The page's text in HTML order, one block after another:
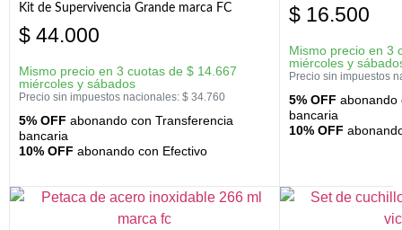
Kit de Supervivencia Grande marca FC
$ 44.000
Mismo precio en 3 cuotas de $ 14.667
miércoles y sábados
Precio sin impuestos nacionales: $ 34.760
5% OFF abonando con Transferencia
bancaria
10% OFF abonando con Efectivo
$ 16.500
Mismo precio en 3
miércoles y
Precio sin impuestos
5% OFF abonando
bancaria
10% OFF